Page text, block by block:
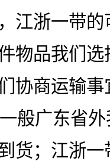
江浙一带
物品我们
协商运输
般广东省
货；江浙